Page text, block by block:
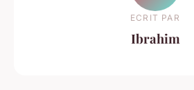
ECRIT PAR
Ibrahim